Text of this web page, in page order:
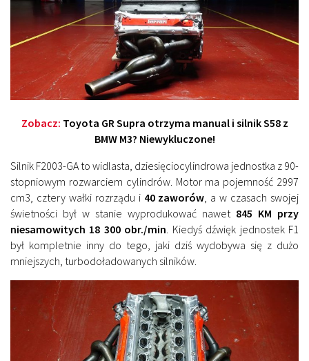
Zobacz: Toyota GR Supra otrzyma manual i silnik S58 z
BMW M3? Niewykluczone!
Silnik F2003-GA to widlasta, dziesięciocylindrowa jednostka z 90-
stopniowym rozwarciem cylindrów. Motor ma pojemność 2997
cm3, cztery wałki rozrządu i 40 zaworów , a w czasach swojej
świetności był w stanie wyprodukować nawet 845 KM przy
niesamowitych 18 300 obr./min . Kiedyś dźwięk jednostek F1
był kompletnie inny do tego, jaki dziś wydobywa się z dużo
mniejszych, turbodoładowanych silników.